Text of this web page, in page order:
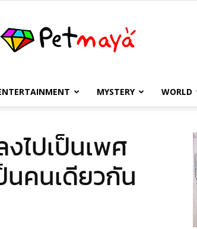
เพชร
มายา
MYSTERY WORLD
ไปเป็นเพศ
นคนเดียวกัน